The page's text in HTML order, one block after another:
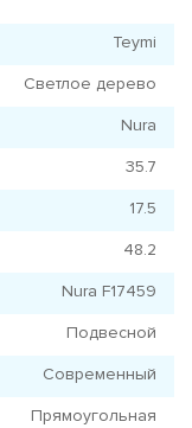
Teymi
Светлое дерево
Nura
35.7
17.5
48.2
Nura F17459
Подвесной
Современный
Прямоугольная